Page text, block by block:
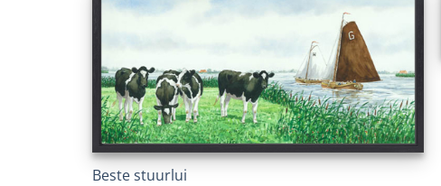
Beste stuurlui